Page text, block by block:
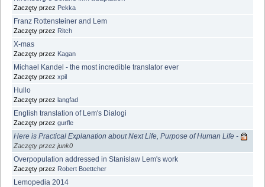
Zaczęty przez Pekka
Franz Rottensteiner and Lem
Zaczęty przez Ritch
X-mas
Zaczęty przez Kagan
Michael Kandel - the most incredible translator ever
Zaczęty przez xpil
Hullo
Zaczęty przez langfad
English translation of Lem's Dialogi
Zaczęty przez gurfle
Here is Practical Explanation about Next Life, Purpose of Human Life -
Zaczęty przez junk0
Overpopulation addressed in Stanislaw Lem's work
Zaczęty przez Robert Boettcher
Lemopedia 2014